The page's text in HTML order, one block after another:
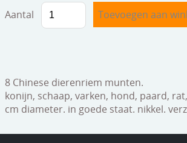
boeken
Aantal
8 Chinese dierenriem munten.
konijn, schaap, varken, hond, paard,
cm diameter. in goede staat. nikkel.